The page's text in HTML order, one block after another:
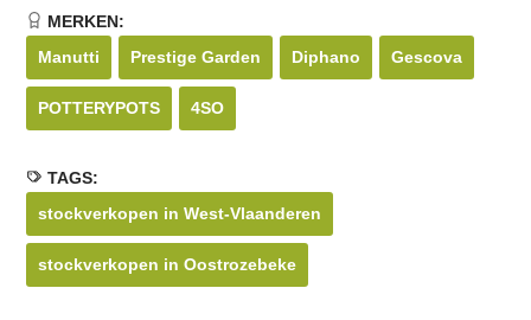
MERKEN:
Manutti
Prestige Garden Diphano Gescova
POTTERYPOTS 4SO
TAGS:
stockverkopen in West-Vlaanderen
stockverkopen in Oostrozebeke